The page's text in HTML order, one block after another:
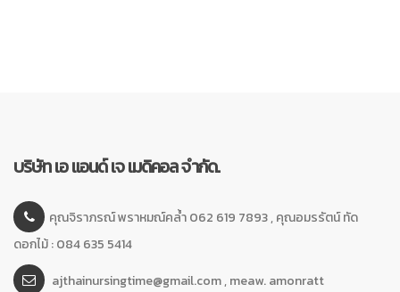
บริษัท เอ แอนด์ เจ เมดิคอล จำกัด.
คุณจิราภรณ์ พราหมณ์คล้ำ 062 619 7893 , คุณอมรรัตน์ ทัด
ดอกไม้ : 084 635 5414
ajthainursingtime@gmail.com , meaw. amonratt